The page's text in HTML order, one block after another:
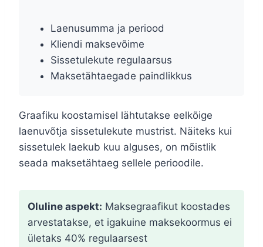
Laenusumma ja periood
Kliendi maksevõime
Sissetulekute regulaarsus
Maksetähtaegade paindlikkus
Graafiku koostamisel lähtutakse eelkõige
laenuvõtja sissetulekute mustrist. Näiteks kui
sissetulek laekub kuu alguses, on mõistlik
seada maksetähtaeg sellele perioodile.
Oluline aspekt: Maksegraafikut koostades
arvestatakse, et igakuine maksekoormus ei
ületaks 40% regulaarsest